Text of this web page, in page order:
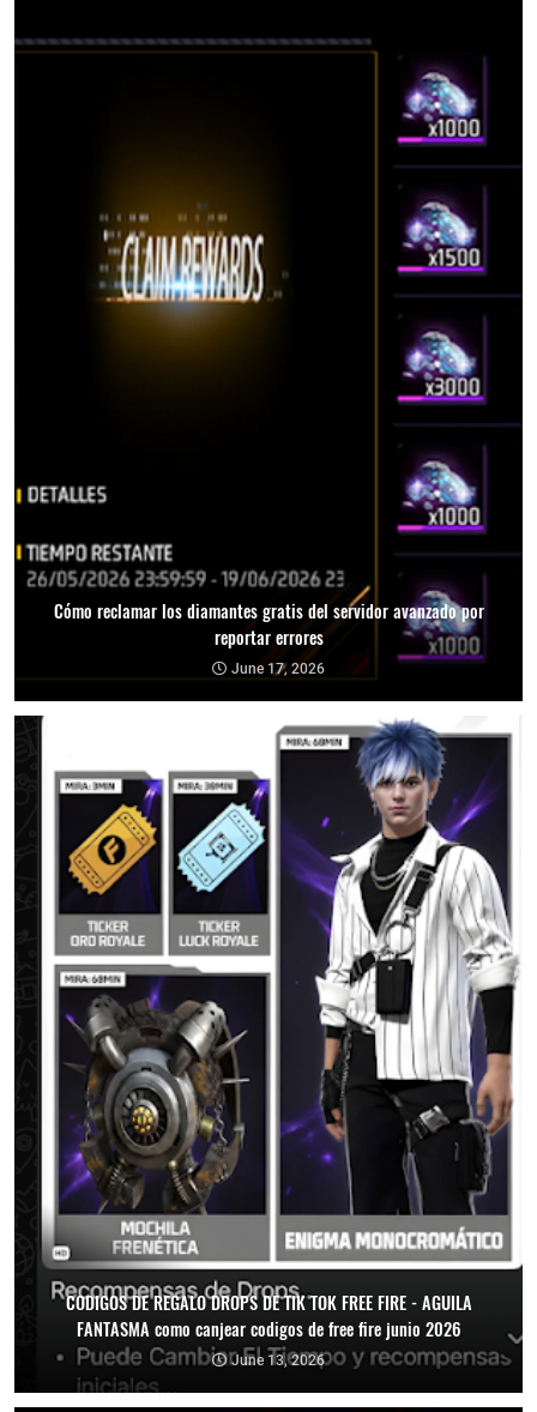
Cómo reclamar los diamantes gratis del servidor avanzado por
reportar errores
June 17, 2026
CODIGOS DE REGALO DROPS DE TIK TOK FREE FIRE - AGUILA
FANTASMA como canjear codigos de free fire junio 2026
June 13, 2026